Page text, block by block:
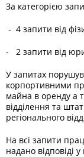
За категорією
- 4 запити від
- 2 запити від
У запитах
корпортивними
майна в оренду а
відділення та
регіонального
На всі запити
надано відповіді